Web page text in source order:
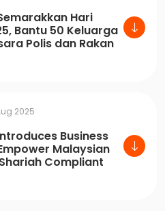
Hari
Bantu 50 Keluarga
Polis dan Rakan
2025
Business
Malaysian
Compliant